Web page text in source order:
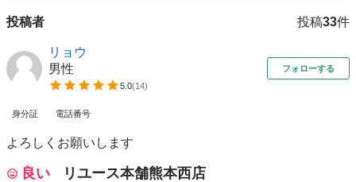
投稿者 投稿33件
リョウ
男性
5.0(14)
フォローする
身分証 電話番号
よろしくお願いします
良い
リユース本舗熊本西店